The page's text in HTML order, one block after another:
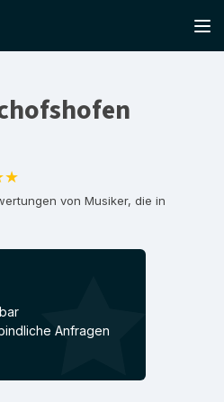
von Musiker, die in
Anfragen